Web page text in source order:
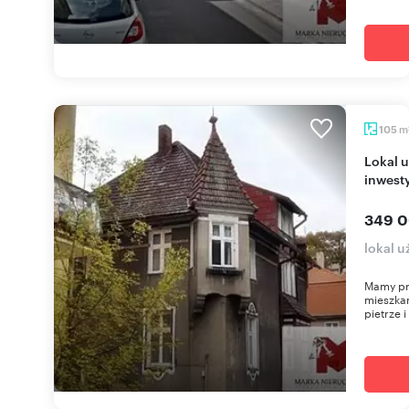
105 m
Lokal użytkowy 105 m2 z potencjałem
349
lokal
Mamy
pietrze